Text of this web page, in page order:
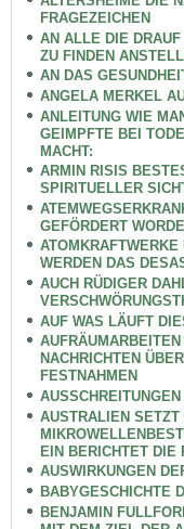
FRAGEZEICHEN
AN ALLE DIE
ZU FINDEN
AN DAS
ANGELA MERKEL
ANLEITUNG WIE
GEIMPFTE BEI
MACHT:
ARMIN RISIS
SPIRITUELLER
GEFÖRDERT
WERDEN DAS
AUCH RÜDIGER
AUF WAS LÄUFT
NACHRICHTEN
FESTNAHMEN
AUSTRALIEN SETZT
EIN BERICHTET DIE
AUSWIRKUNGEN
BABYGESCHICHTE
BENJAMIN